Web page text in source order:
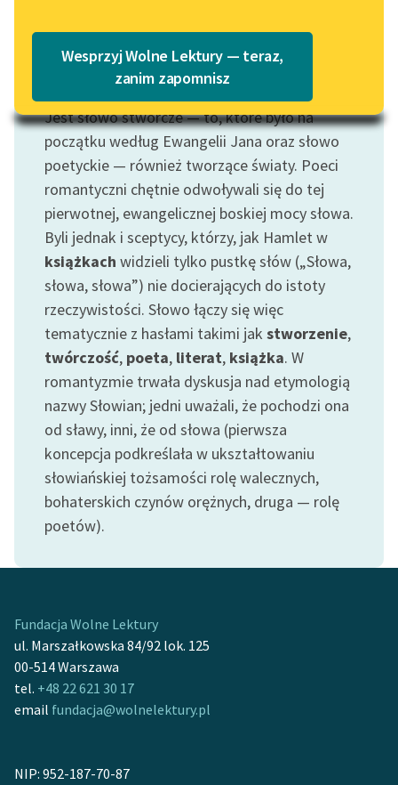
Lektury szkolne i klasyka
literatury do słuchania dla
uczennic i uczniów z
niepełnosprawnościami
E-kolekcja lektur
szkolnych i literatury do
słuchania dla uczennic i
uczniów z
niepełnosprawnościami
Feministyczne inspiracje.
Popularyzacja
skandynawskiej literatury
feministycznej
Ręce pełne poezji
Kolekcje edukacyjne
twórców przechodzących
do domeny publicznej,
lektur szkolnych oraz
Starego Testamentu
Katalog w formacie PDF
O nas
Kontakt
Wesprzyj Wolne Lektury — teraz,
zanim zapomnisz
Motyw: Słowo
Jest słowo stwórcze — to, które było na
początku według Ewangelii Jana oraz słowo
poetyckie — również tworzące światy. Poeci
romantyczni chętnie odwoływali się do tej
pierwotnej, ewangelicznej boskiej mocy słowa.
Byli jednak i sceptycy, którzy, jak Hamlet w
książkach widzieli tylko pustkę słów („Słowa,
słowa, słowa”) nie docierających do istoty
rzeczywistości. Słowo łączy się więc
tematycznie z hasłami takimi jak stworzenie,
twórczość, poeta, literat, książka. W
romantyzmie trwała dyskusja nad etymologią
nazwy Słowian; jedni uważali, że pochodzi ona
od sławy, inni, że od słowa (pierwsza
koncepcja podkreślała w ukształtowaniu
słowiańskiej tożsamości rolę walecznych,
bohaterskich czynów orężnych, druga — rolę
poetów).
Fundacja Wolne Lektury
ul. Marszałkowska 84/92 lok. 125
00-514 Warszawa
tel. +48 22 621 30 17
email fundacja@wolnelektury.pl
NIP: 952-187-70-87